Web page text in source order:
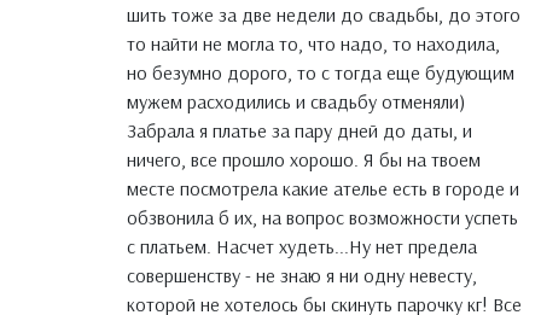
шить тоже за две недели до свадьбы, до этого
то найти не могла то, что надо, то находила,
но безумно дорого, то с тогда еще будующим
мужем расходились и свадьбу отменяли)
Забрала я платье за пару дней до даты, и
ничего, все прошло хорошо. Я бы на твоем
месте посмотрела какие ателье есть в городе и
обзвонила б их, на вопрос возможности успеть
с платьем. Насчет худеть...Ну нет предела
совершенству - не знаю я ни одну невесту,
которой не хотелось бы скинуть парочку кг! Все